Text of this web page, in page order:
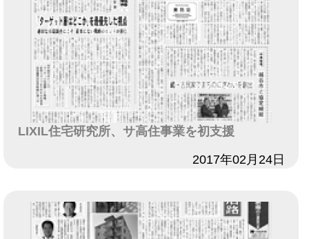
LIXIL住宅研究所、サ高住事業を初支援
2017年02月24日